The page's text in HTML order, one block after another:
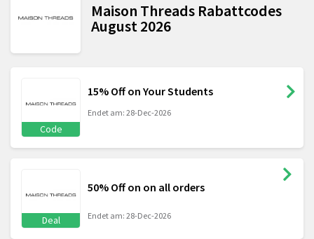
Maison Threads Rabattcodes
August 2026
Code
15% Off on Your Students
Endet am: 28-Dec-2026
Deal
50% Off on on all orders
Endet am: 28-Dec-2026